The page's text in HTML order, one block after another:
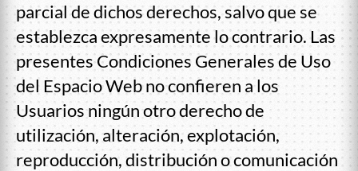
parcial de dichos derechos, salvo que se
establezca expresamente lo contrario. Las
presentes Condiciones Generales de Uso
del Espacio Web no confieren a los
Usuarios ningún otro derecho de
utilización, alteración, explotación,
reproducción, distribución o comunicación